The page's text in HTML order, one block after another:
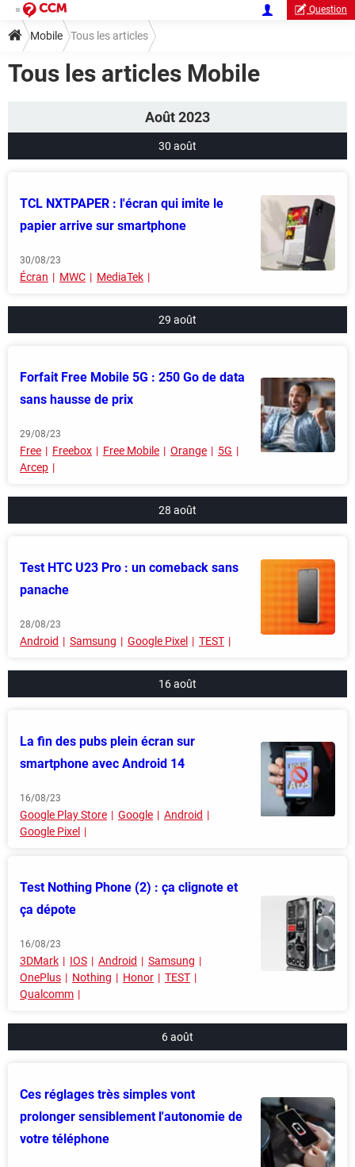
Question
Mobile Tous les articles
Tous les articles Mobile
Août 2023
30 août
TCL NXTPAPER : l'écran qui imite le
papier arrive sur smartphone
30/08/23
Écran MWC MediaTek
29 août
Forfait Free Mobile 5G : 250 Go de data
sans hausse de prix
29/08/23
Free Freebox Free Mobile Orange
5G
Arcep
28 août
Test HTC U23 Pro : un comeback sans
panache
28/08/23
Android Samsung Google Pixel TEST
16 août
La fin des pubs plein écran sur
smartphone avec Android 14
16/08/23
Google Play Store Google
Android
Google Pixel
Test Nothing Phone (2) : ça clignote et
ça dépote
16/08/23
3DMark IOS Android
Samsung
OnePlus
Nothing Honor
TEST
Qualcomm
6 août
Ces réglages très simples vont
prolonger sensiblement l'autonomie de
votre téléphone